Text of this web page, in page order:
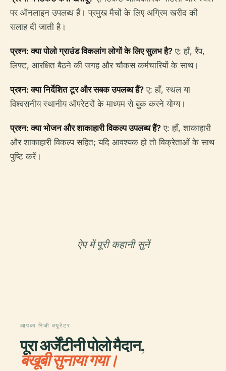
पर ऑनलाइन उपलब्ध हैं। प्रमुख मैचों के लिए अग्रिम खरीद की
सलाह दी जाती है।
प्रश्न: क्या पोलो ग्राउंड विकलांग लोगों के लिए सुलभ है? ए: हाँ, रैंप,
लिफ्ट, आरक्षित बैठने की जगह और चौकस कर्मचारियों के साथ।
प्रश्न: क्या निर्देशित टूर और सबक उपलब्ध हैं? ए: हाँ, स्थल या
विश्वसनीय स्थानीय ऑपरेटरों के माध्यम से बुक करने योग्य।
प्रश्न: क्या भोजन और शाकाहारी विकल्प उपलब्ध हैं? ए: हाँ, शाकाहारी
और शाकाहारी विकल्प सहित; यदि आवश्यक हो तो विक्रेताओं के साथ
पुष्टि करें।
ऐप में पूरी कहानी सुनें
आपका निजी क्यूरेटर
पूरा अर्जेंटीनी पोलो मैदान,
बखूबी सुनाया गया।